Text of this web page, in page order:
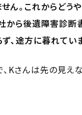
ん。これからどう
から後遺障害診断
、途方に暮れてい
Kさんは先の見